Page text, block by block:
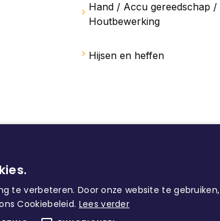
Hand / Accu gereedschap /
Houtbewerking
Hijsen en heffen
te verbeteren. Door onze website te gebruiken,
Cookiebeleid. Lees verder